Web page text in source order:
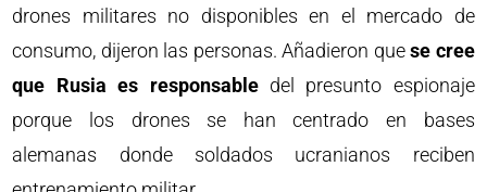
drones militares no disponibles en el mercado de
consumo, dijeron las personas. Añadieron quese cree
que Rusia es responsabledel presunto espionaje
porque los drones se han centrado en bases
alemanas donde soldados ucranianos reciben